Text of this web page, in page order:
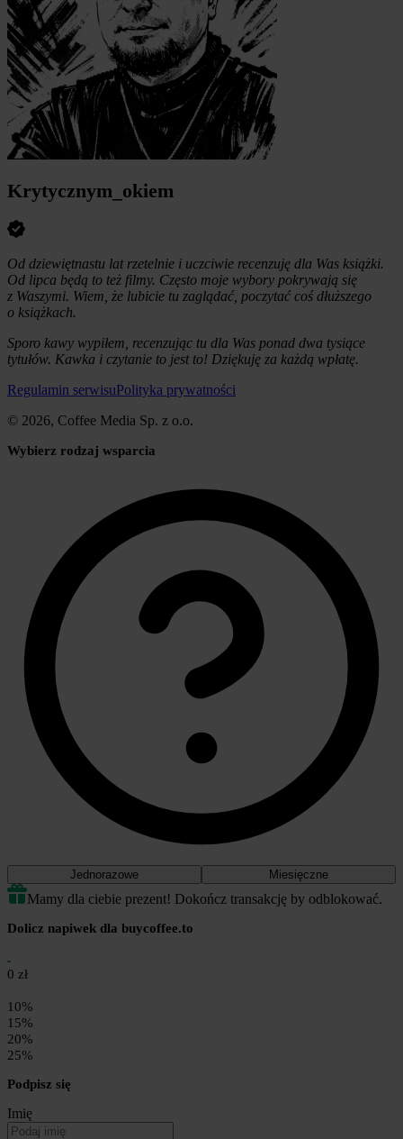
Krytycznym_okiem
Od dziewiętnastu lat rzetelnie i uczciwie recenzuję dla Was książki.
Od lipca będą to też filmy. Często moje wybory pokrywają się
z Waszymi. Wiem, że lubicie tu zaglądać, poczytać coś dłuższego
o książkach.
Sporo kawy wypiłem, recenzując tu dla Was ponad dwa tysiące
tytułów. Kawka i czytanie to jest to! Dziękuję za każdą wpłatę.
Regulamin serwisuPolityka prywatności
© 2026, Coffee Media Sp. z o.o.
Wybierz rodzaj wsparcia
Jednorazowe Miesięczne
Mamy dla ciebie prezent! Dokończ transakcję by odblokować.
Dolicz napiwek dla buycoffee.to
0 zł
10%
15%
20%
25%
Podpisz się
Imię